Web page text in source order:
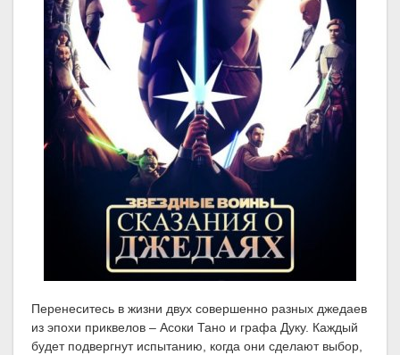
Перенеситесь в жизни двух совершенно разных джедаев
из эпохи приквелов – Асоки Тано и графа Дуку. Каждый
будет подвергнут испытанию, когда они сделают выбор,